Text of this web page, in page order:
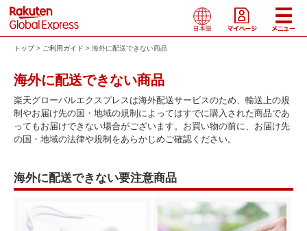
トップ ご利用ガイド 海外に配送できない商品
海外に配送できない商品
楽天グローバルエクスプレスは海外配送サービスのため、輸送上の規
制やお届け先の国・地域の規制によってはすでに購入された商品であ
ってもお届けできない場合がございます。お買い物の前に、お届け先
の国・地域の法律や規制をあらかじめご確認ください。
海外に配送できない要注意商品